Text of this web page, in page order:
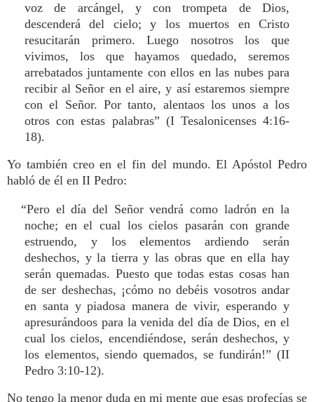
voz de arcángel, y con trompeta de Dios,
descenderá del cielo; y los muertos en Cristo
resucitarán primero. Luego nosotros los que
vivimos, los que hayamos quedado, seremos
arrebatados juntamente con ellos en las nubes para
recibir al Señor en el aire, y así estaremos siempre
con el Señor. Por tanto, alentaos los unos a los
otros con estas palabras” (I Tesalonicenses 4:16-
18).
Yo también creo en el fin del mundo. El Apóstol Pedro
habló de él en II Pedro:
“Pero el día del Señor vendrá como ladrón en la
noche; en el cual los cielos pasarán con grande
estruendo, y los elementos ardiendo serán
deshechos, y la tierra y las obras que en ella hay
serán quemadas. Puesto que todas estas cosas han
de ser deshechas, ¡cómo no debéis vosotros andar
en santa y piadosa manera de vivir, esperando y
apresurándoos para la venida del día de Dios, en el
cual los cielos, encendiéndose, serán deshechos, y
los elementos, siendo quemados, se fundirán!” (II
Pedro 3:10-12).
No tengo la menor duda en mi mente que esas profecías se